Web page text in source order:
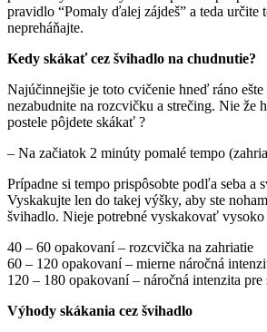
pravidlo “Pomaly ďalej zájdeš” a teda určite
nepreháňajte.
Kedy skákať cez švihadlo na chudnutie?
Najúčinnejšie je toto cvičenie hneď ráno
nezabudnite na rozcvičku a strečing. Nie že
postele pôjdete skákať ?
– Na začiatok 2 minúty pomalé tempo
Prípadne si tempo prispôsobte podľa seba a
Vyskakujte len do takej výšky, aby ste
švihadlo. Nieje potrebné vyskakovať
40 – 60 opakovaní – rozcvička na zahriatie
60 – 120 opakovaní – mierne náročná
120 – 180 opakovaní – náročná intenzita pre
Výhody skákania cez švihadlo